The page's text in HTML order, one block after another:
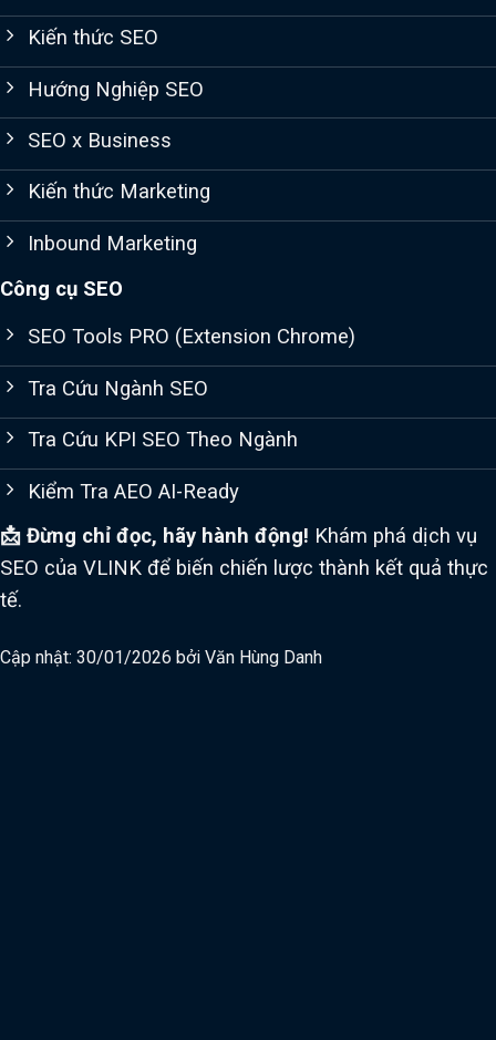
Kiến thức SEO
Hướng Nghiệp SEO
SEO x Business
Kiến thức Marketing
Inbound Marketing
Công cụ SEO
SEO Tools PRO (Extension Chrome)
Tra Cứu Ngành SEO
Tra Cứu KPI SEO Theo Ngành
Kiểm Tra AEO AI-Ready
📩 Đừng chỉ đọc, hãy hành động! Khám phá dịch vụ
SEO của VLINK để biến chiến lược thành kết quả thực
tế.
Cập nhật: 30/01/2026 bởi Văn Hùng Danh